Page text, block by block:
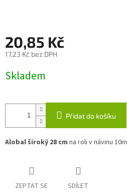
20,85 Kč
17,23 Kč bez DPH
cena:
Skladem
Přidat do košíku
Alobal široký 28 cm na roli v návinu 10m
ZEPTAT SE SDÍLET